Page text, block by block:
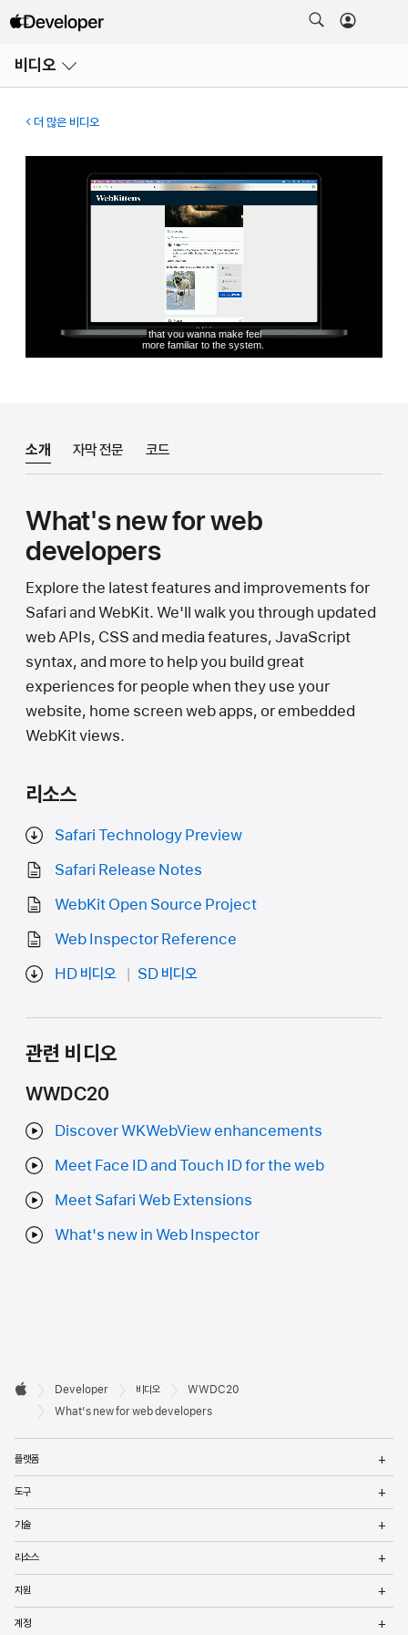
비디오
열기
더 많은 비디오
소개 자막 전문 코드
What's new for web
developers
Explore the latest features and improvements for
Safari and WebKit. We'll walk you through updated
web APIs, CSS and media features, JavaScript
syntax, and more to help you build great
experiences for people when they use your
website, home screen web apps, or embedded
WebKit views.
리소스
Safari Technology Preview
Safari Release Notes
WebKit Open Source Project
Web Inspector Reference
HD 비디오
SD 비디오
관련 비디오
WWDC20
Discover WKWebView enhancements
Meet Face ID and Touch ID for the web
Meet Safari Web Extensions
What's new in Web Inspector
Developer
바닥글

Apple
Developer 비디오
WWDC20
What's new for web developers
플랫폼
도구
기술
리소스
지원
계정